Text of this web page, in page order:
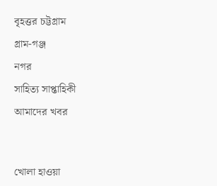
বৃহত্তর চট্টগ্রাম
গ্রাম-গঞ্জ
নগর
সাহিত্য সাপ্তাহিকী
আমাদের খবর
খোলা হাওয়া